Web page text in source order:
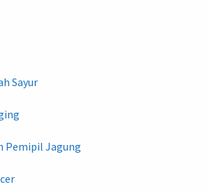
Sayur
Pemipil Jagung